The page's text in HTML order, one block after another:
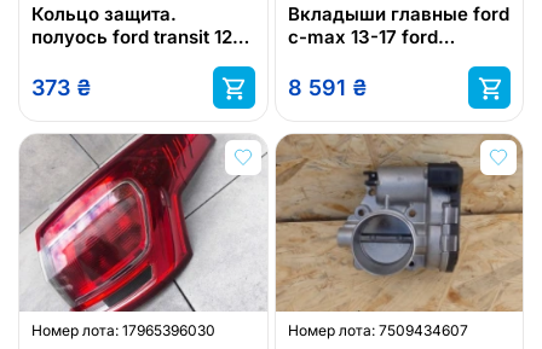
Кольцо защита.
полуось ford transit 12-
373 ₴
Вкладыши главные ford
c-max 13-17 ford
12-21
8 591 ₴
Номер лота: 17965396030 Номер лота: 7509434607